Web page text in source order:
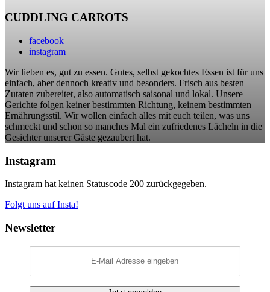
CUDDLING CARROTS
facebook
instagram
Wir lieben es, gut zu essen. Gutes, selbst gekochtes Essen ist für uns
einfach, aber dennoch kreativ und besonders. Frisch aus besten
Zutaten zubereitet, also automatisch saisonal und lokal. Unsere
Gerichte folgen keiner bestimmten Richtung, keinem bestimmten
Ernährungsstil. Wir wollen einfach alles mit euch teilen, was uns
schmeckt und schon so manches Mal ein zufriedenes Lächeln in die
Gesichter unserer Gäste gezaubert hat.
Instagram
Instagram hat keinen Statuscode 200 zurückgegeben.
Folgt uns auf Insta!
Newsletter